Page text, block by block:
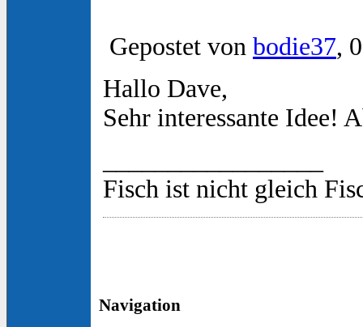
Gepostet von bodie37,
Hallo Dave,
Sehr interessante Idee!
Fisch ist nicht gleich
Navigation